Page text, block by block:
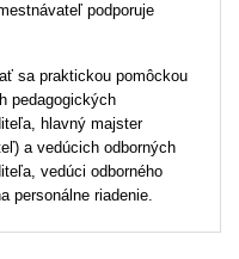
podporuje
sa praktickou pomôckou
pedagogických
hlavný majster
a vedúcich odborných
vedúci odborného
personálne riadenie.